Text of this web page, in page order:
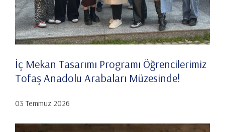
İç Mekan Tasarımı Programı Öğrencilerimiz
Tofaş Anadolu Arabaları Müzesinde!
03 Temmuz 2026